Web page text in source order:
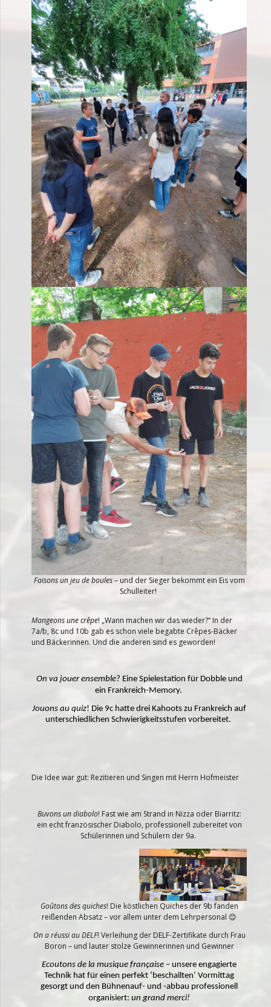
Faisons un jeu de boules– und der Sieger bekommt ein Eis vom
Schulleiter!
Mangeons une crêpe! „Wann machen wir das wieder?“ In der
7a/b, 8c und 10b gab es schon viele begabte Crêpes-Bäcker
und Bäckerinnen. Und die anderen sind es geworden!
On va jouer ensemble? Eine Spielestation für Dobble und
ein Frankreich-Memory.
Jouons au quiz! Die 9c hatte drei Kahoots zu Frankreich auf
unterschiedlichen Schwierigkeitsstufen vorbereitet.
Die Idee war gut: Rezitieren und Singen mit Herrn Hofmeister
Buvons un diabolo! Fast wie am Strand in Nizza oder Biarritz:
ein echt französischer Diabolo, professionell zubereitet von
Schülerinnen und Schülern der 9a.
Goûtons des quiches! Die köstlichen Quiches der 9b fanden
reißenden Absatz – vor allem unter dem Lehrpersonal 😊
On a réussi au DELF! Verleihung der DELF-Zertifikate durch Frau
Boron – und lauter stolze Gewinnerinnen und Gewinner
Ecoutons de la musique franҫaise – unsere engagierte
Technik hat für einen perfekt ‘beschallten‘ Vormittag
gesorgt und den Bühnenauf- und -abbau professionell
organisiert: un grand merci!